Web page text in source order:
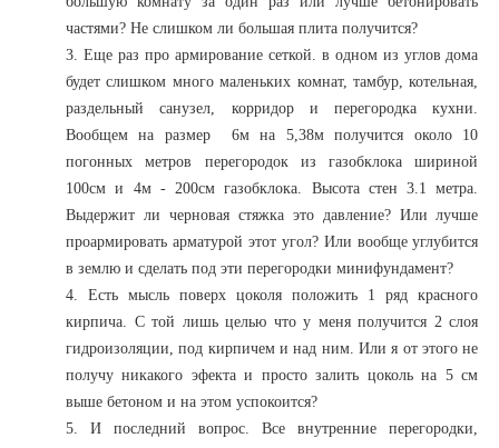
частями? Не слишком ли большая плита получится?
3. Еще раз про армирование сеткой. в одном из углов дома
будет слишком много маленьких комнат, тамбур, котельная,
раздельный санузел, корридор и перегородка кухни.
Вообщем на размер 6м на 5,38м получится около 10
погонных метров перегородок из газобклока шириной
100см и 4м - 200см газобклока. Высота стен 3.1 метра.
Выдержит ли черновая стяжка это давление? Или лучше
проармировать арматурой этот угол? Или вообще углубится
в землю и сделать под эти перегородки минифундамент?
4. Есть мысль поверх цоколя положить 1 ряд красного
кирпича. С той лишь целью что у меня получится 2 слоя
гидроизоляции, под кирпичем и над ним. Или я от этого не
получу никакого эфекта и просто залить цоколь на 5 см
выше бетоном и на этом успокоится?
5. И последний вопрос. Все внутренние перегородки,